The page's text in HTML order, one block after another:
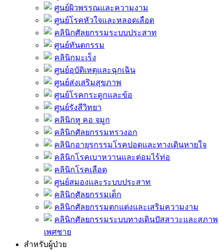
ศูนย์ผิวพรรณและความงาม
ศูนย์โรคหัวใจและหลอดเลือด
คลินิกศัลยกรรมระบบประสาท
ศูนย์ทันตกรรม
คลินิกมะเร็ง
ศูนย์อุบัติเหตุและฉุกเฉิน
ศูนย์ส่งเสริมสุขภาพ
ศูนย์โรคกระดูกและข้อ
ศูนย์รังสีวิทยา
คลินิกหู คอ จมูก
คลินิกศัลยกรรมทรวงอก
คลินิกอายุรกรรมโรคปอดและทางเดินหายใจ
คลินิกโรคเบาหวานและต่อมไร้ท่อ
คลินิกโรคเลือด
ศูนย์สมองและระบบประสาท
คลินิกศัลยกรรมเด็ก
คลินิกศัลยกรรมตกแต่งและเสริมความงาม
คลินิกศัลยกรรมระบบทางเดินปัสสาวะและสภาพ
เพศชาย
สำหรับผู้ป่วย